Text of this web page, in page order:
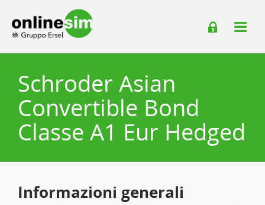
Schroder Asian
Convertible Bond
Classe A1 Eur Hedged
Informazioni generali